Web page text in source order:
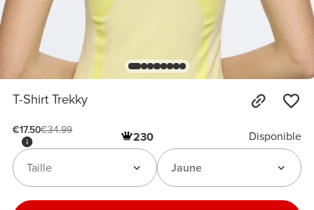
T-Shirt Trekky
€17.50€34.99
230 Disponible
Jaune
Taille